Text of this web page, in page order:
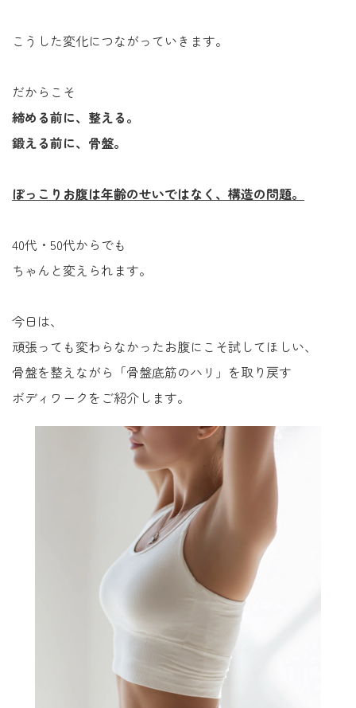
こうした変化につながっていきます。
だからこそ
締める前に、整える。
鍛える前に、骨盤。
ぽっこりお腹は年齢のせいではなく、構造の問題。
40代・50代からでも
ちゃんと変えられます。
今日は、
頑張っても変わらなかったお腹にこそ試してほしい、
骨盤を整えながら「骨盤底筋のハリ」を取り戻す
ボディワークをご紹介します。